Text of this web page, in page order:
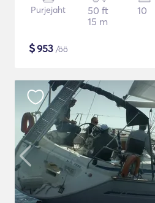
Purjejaht
50 ft
15 m
10
$953 /öö